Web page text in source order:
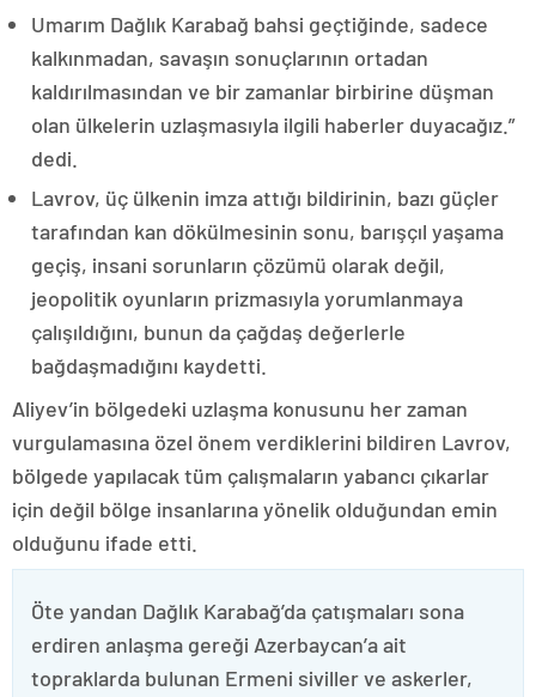
Umarım Dağlık Karabağ bahsi geçtiğinde, sadece
kalkınmadan, savaşın sonuçlarının ortadan
kaldırılmasından ve bir zamanlar birbirine düşman
olan ülkelerin uzlaşmasıyla ilgili haberler duyacağız.”
dedi.
Lavrov, üç ülkenin imza attığı bildirinin, bazı güçler
tarafından kan dökülmesinin sonu, barışçıl yaşama
geçiş, insani sorunların çözümü olarak değil,
jeopolitik oyunların prizmasıyla yorumlanmaya
çalışıldığını, bunun da çağdaş değerlerle
bağdaşmadığını kaydetti.
Aliyev’in bölgedeki uzlaşma konusunu her zaman
vurgulamasına özel önem verdiklerini bildiren Lavrov,
bölgede yapılacak tüm çalışmaların yabancı çıkarlar
için değil bölge insanlarına yönelik olduğundan emin
olduğunu ifade etti.
Öte yandan Dağlık Karabağ’da çatışmaları sona
erdiren anlaşma gereği Azerbaycan’a ait
topraklarda bulunan Ermeni siviller ve askerler,